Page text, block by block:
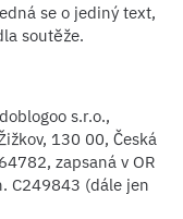
se o jediný text,
soutěže.
s.r.o.,
130 00, Česká
zapsaná v OR
C249843 (dále jen